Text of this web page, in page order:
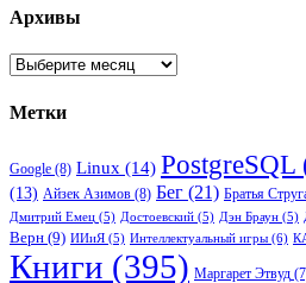
Архивы
Архивы
Метки
Google (8) Linux (14) PostgreSQL
(13) Айзек Азимов (8) Бег (21) Братья
Дмитрий Емец (5) Достоевский (5) Дэн Браун (5)
Верн (9) ИИиЯ (5) Интеллектуальный игры (6)
Книги (395) Маргарет Этвуд